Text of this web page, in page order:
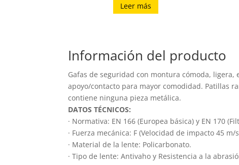
Leer más
Información del producto
Gafas de seguridad con montura cómoda,
apoyo/contacto para mayor comodidad. Patillas
contiene ninguna pieza metálica.
DATOS TÉCNICOS:
· Normativa: EN 166 (Europea básica) y EN 170
· Fuerza mecánica: F (Velocidad de impacto 45
· Material de la lente: Policarbonato.
· Tipo de lente: Antivaho y Resistencia a la